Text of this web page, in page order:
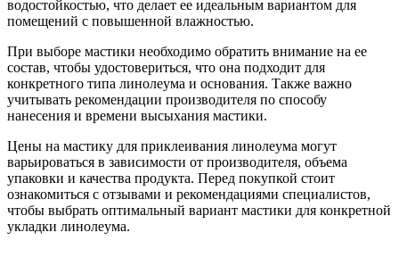
водостойкостью, что делает ее идеальным вариантом для
помещений с повышенной влажностью.
При выборе мастики необходимо обратить внимание на ее
состав, чтобы удостовериться, что она подходит для
конкретного типа линолеума и основания. Также важно
учитывать рекомендации производителя по способу
нанесения и времени высыхания мастики.
Цены на мастику для приклеивания линолеума могут
варьироваться в зависимости от производителя, объема
упаковки и качества продукта. Перед покупкой стоит
ознакомиться с отзывами и рекомендациями специалистов,
чтобы выбрать оптимальный вариант мастики для конкретной
укладки линолеума.